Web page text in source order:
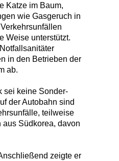
Katze im Baum,
wie Gasgeruch in
Weise unterstützt.
in den Betrieben der
ab.
sei keine Sonder-
der Autobahn sind
teilweise
Südkorea, davon
zeigte er